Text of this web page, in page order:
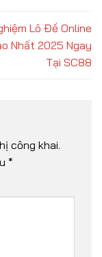
Lô Đề Online
Nhất 2025 Ngay
Tại SC88
công khai.
*